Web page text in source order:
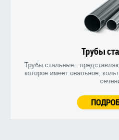
Трубы
Трубы стальные .
которое имеет овальное,